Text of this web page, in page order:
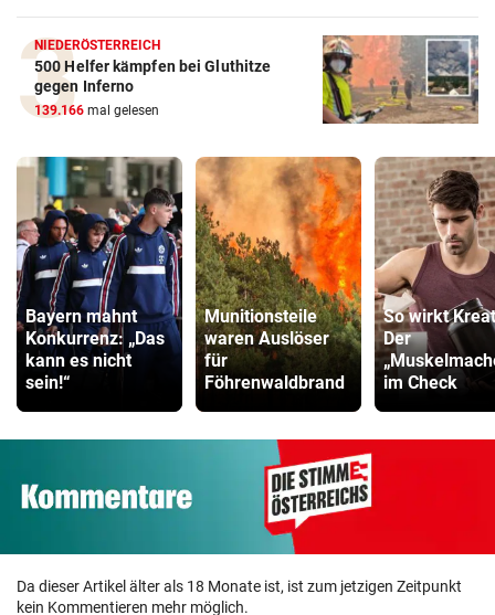
NIEDERÖSTERREICH
500 Helfer kämpfen bei Gluthitze
gegen Inferno
139.166 mal gelesen
Bayern mahnt
Konkurrenz: „Das
kann es nicht
sein!“
Munitionsteile
waren Auslöser
für
Föhrenwaldbrand
So wirkt
Der
im Check
Da dieser Artikel älter als 18 Monate ist, ist zum jetzigen Zeitpunkt
kein Kommentieren mehr möglich.